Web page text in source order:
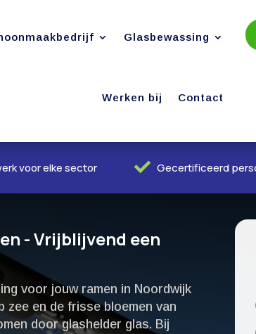
Glasbewassing
Werken bij Contact
voor elke sector  Gecertificeerd
- Vrijblijvend een
voor jouw ramen in Noordwijk
zee en de frisse bloemen van
door glashelder glas.​ Bij